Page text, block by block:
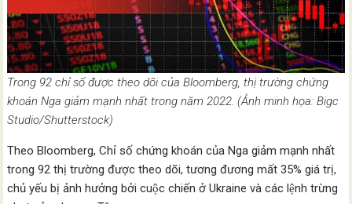
Trong 92 chỉ số được theo dõi của Bloomberg, thị trường chứng
khoán Nga giảm mạnh nhất trong năm 2022. (Ảnh minh họa: Bigc
Studio/Shutterstock)
Theo Bloomberg, Chỉ số chứng khoán của Nga giảm mạnh nhất
trong 92 thị trường được theo dõi, tương đương mất 35% giá trị,
chủ yếu bị ảnh hưởng bởi cuộc chiến ở Ukraine và các lệnh trừng